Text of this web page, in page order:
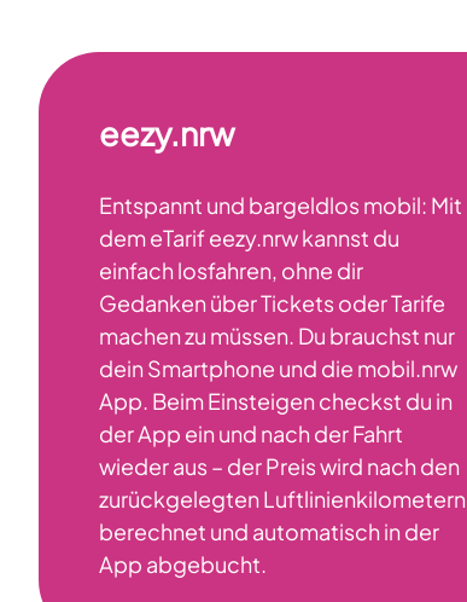
eezy.nrw
Entspannt und bargeldlos mobil: Mit
dem eTarif eezy.nrw kannst du
einfach losfahren, ohne dir
Gedanken über Tickets oder Tarife
machen zu müssen. Du brauchst nur
dein Smartphone und die mobil.nrw
App. Beim Einsteigen checkst du in
der App ein und nach der Fahrt
wieder aus – der Preis wird nach den
zurückgelegten Luftlinienkilometern
berechnet und automatisch in der
App abgebucht.